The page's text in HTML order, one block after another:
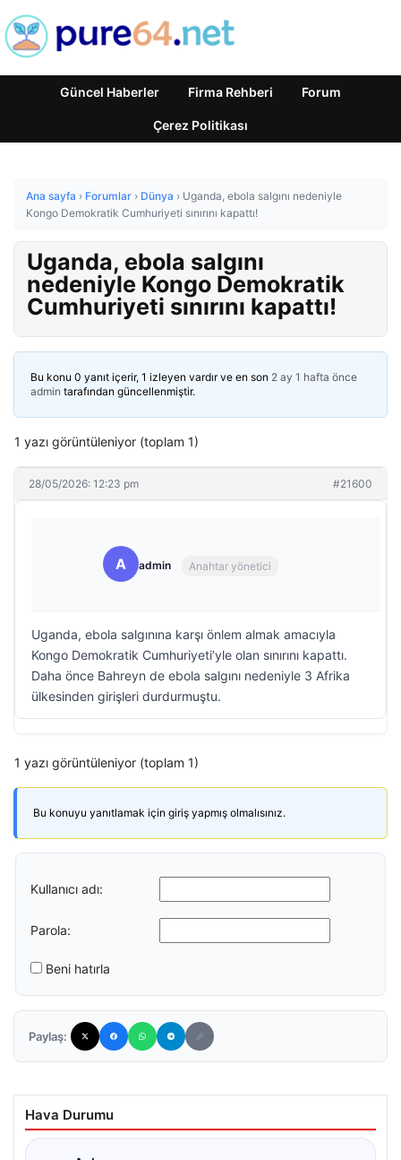
Güncel Haberler Firma Rehberi Forum
Çerez Politikası
Ana sayfa › Forumlar › Dünya › Uganda, ebola salgını nedeniyle
Kongo Demokratik Cumhuriyeti sınırını kapattı!
Uganda, ebola salgını
nedeniyle Kongo Demokratik
Cumhuriyeti sınırını kapattı!
Bu konu 0 yanıt içerir, 1 izleyen vardır ve en son 2 ay 1 hafta önce
admin tarafından güncellenmiştir.
1 yazı görüntüleniyor (toplam 1)
28/05/2026: 12:23 pm #21600
A admin Anahtar yönetici
Uganda, ebola salgınına karşı önlem almak amacıyla
Kongo Demokratik Cumhuriyeti’yle olan sınırını kapattı.
Daha önce Bahreyn de ebola salgını nedeniyle 3 Afrika
ülkesinden girişleri durdurmuştu.
1 yazı görüntüleniyor (toplam 1)
Bu konuyu yanıtlamak için giriş yapmış olmalısınız.
Kullanıcı adı:
Parola:
Beni hatırla
Paylaş:
Hava Durumu